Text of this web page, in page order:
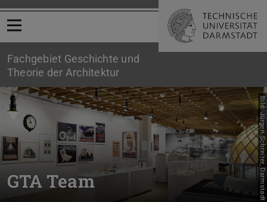
Menü öffnen
Fachgebiet Geschichte und
Theorie der Architektur
GTA Team Bild: Jürgen Schreiter, Darmstadt